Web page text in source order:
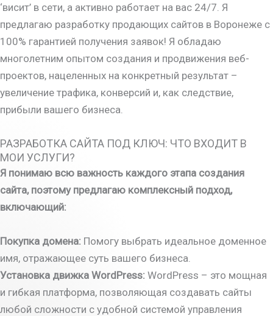
‘висит’ в сети, а активно работает на вас 24/7. Я
предлагаю разработку продающих сайтов в Воронеже с
100% гарантией получения заявок! Я обладаю
многолетним опытом создания и продвижения веб-
проектов, нацеленных на конкретный результат –
увеличение трафика, конверсий и, как следствие,
прибыли вашего бизнеса.
РАЗРАБОТКА САЙТА ПОД КЛЮЧ: ЧТО ВХОДИТ В
МОИ УСЛУГИ?
Я понимаю всю важность каждого этапа создания
сайта, поэтому предлагаю комплексный подход,
включающий:
Покупка домена: Помогу выбрать идеальное доменное
имя, отражающее суть вашего бизнеса.
Установка движка WordPress: WordPress – это мощная
и гибкая платформа, позволяющая создавать сайты
любой сложности с удобной системой управления